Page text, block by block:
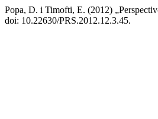
Popa, D. i Timofti, E. (2012)
doi: 10.22630/PRS.2012.12.3.45.